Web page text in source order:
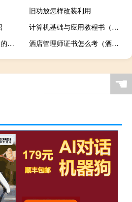
旧功放怎样改装利用
计算机基础与应用教程书（计算机基础教程教材）
豹子头林冲是民间故事里的人物吗（豹子头林冲）
酒店管理师证书怎么考（酒店管理师）
☚